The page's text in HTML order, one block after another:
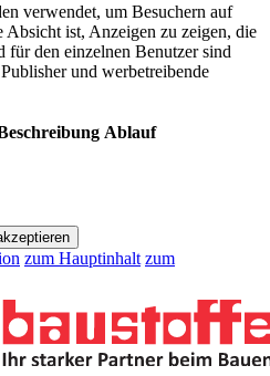
verwendet, um Besuchern auf
Absicht ist, Anzeigen zu zeigen, die
für den einzelnen Benutzer sind
und werbetreibende
Ablauf
zum Hauptinhalt zum